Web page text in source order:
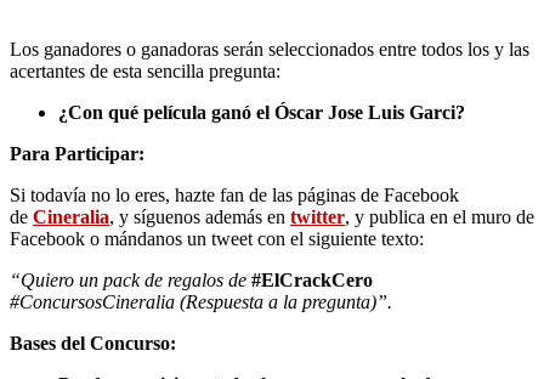
Los ganadores o ganadoras serán seleccionados entre todos los y las
acertantes de esta sencilla pregunta:
¿Con qué película ganó el Óscar Jose Luis Garci?
Para Participar:
Si todavía no lo eres, hazte fan de las páginas de Facebook
de Cineralia, y síguenos además en twitter, y publica en el muro de
Facebook o mándanos un tweet con el siguiente texto:
“Quiero un pack de regalos de #ElCrackCero
#ConcursosCineralia (Respuesta a la pregunta)”.
Bases del Concurso: